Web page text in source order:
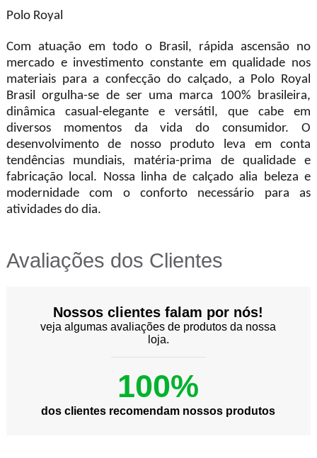
Polo Royal
Com atuação em todo o Brasil, rápida ascensão no
mercado e investimento constante em qualidade nos
materiais para a confecção do calçado, a Polo Royal
Brasil orgulha-se de ser uma marca 100% brasileira,
dinâmica casual-elegante e versátil, que cabe em
diversos momentos da vida do consumidor. O
desenvolvimento de nosso produto leva em conta
tendências mundiais, matéria-prima de qualidade e
fabricação local. Nossa linha de calçado alia beleza e
modernidade com o conforto necessário para as
atividades do dia.
Avaliações dos Clientes
Nossos clientes falam por nós!
veja algumas avaliações de produtos da nossa
loja.
100%
dos clientes recomendam nossos produtos